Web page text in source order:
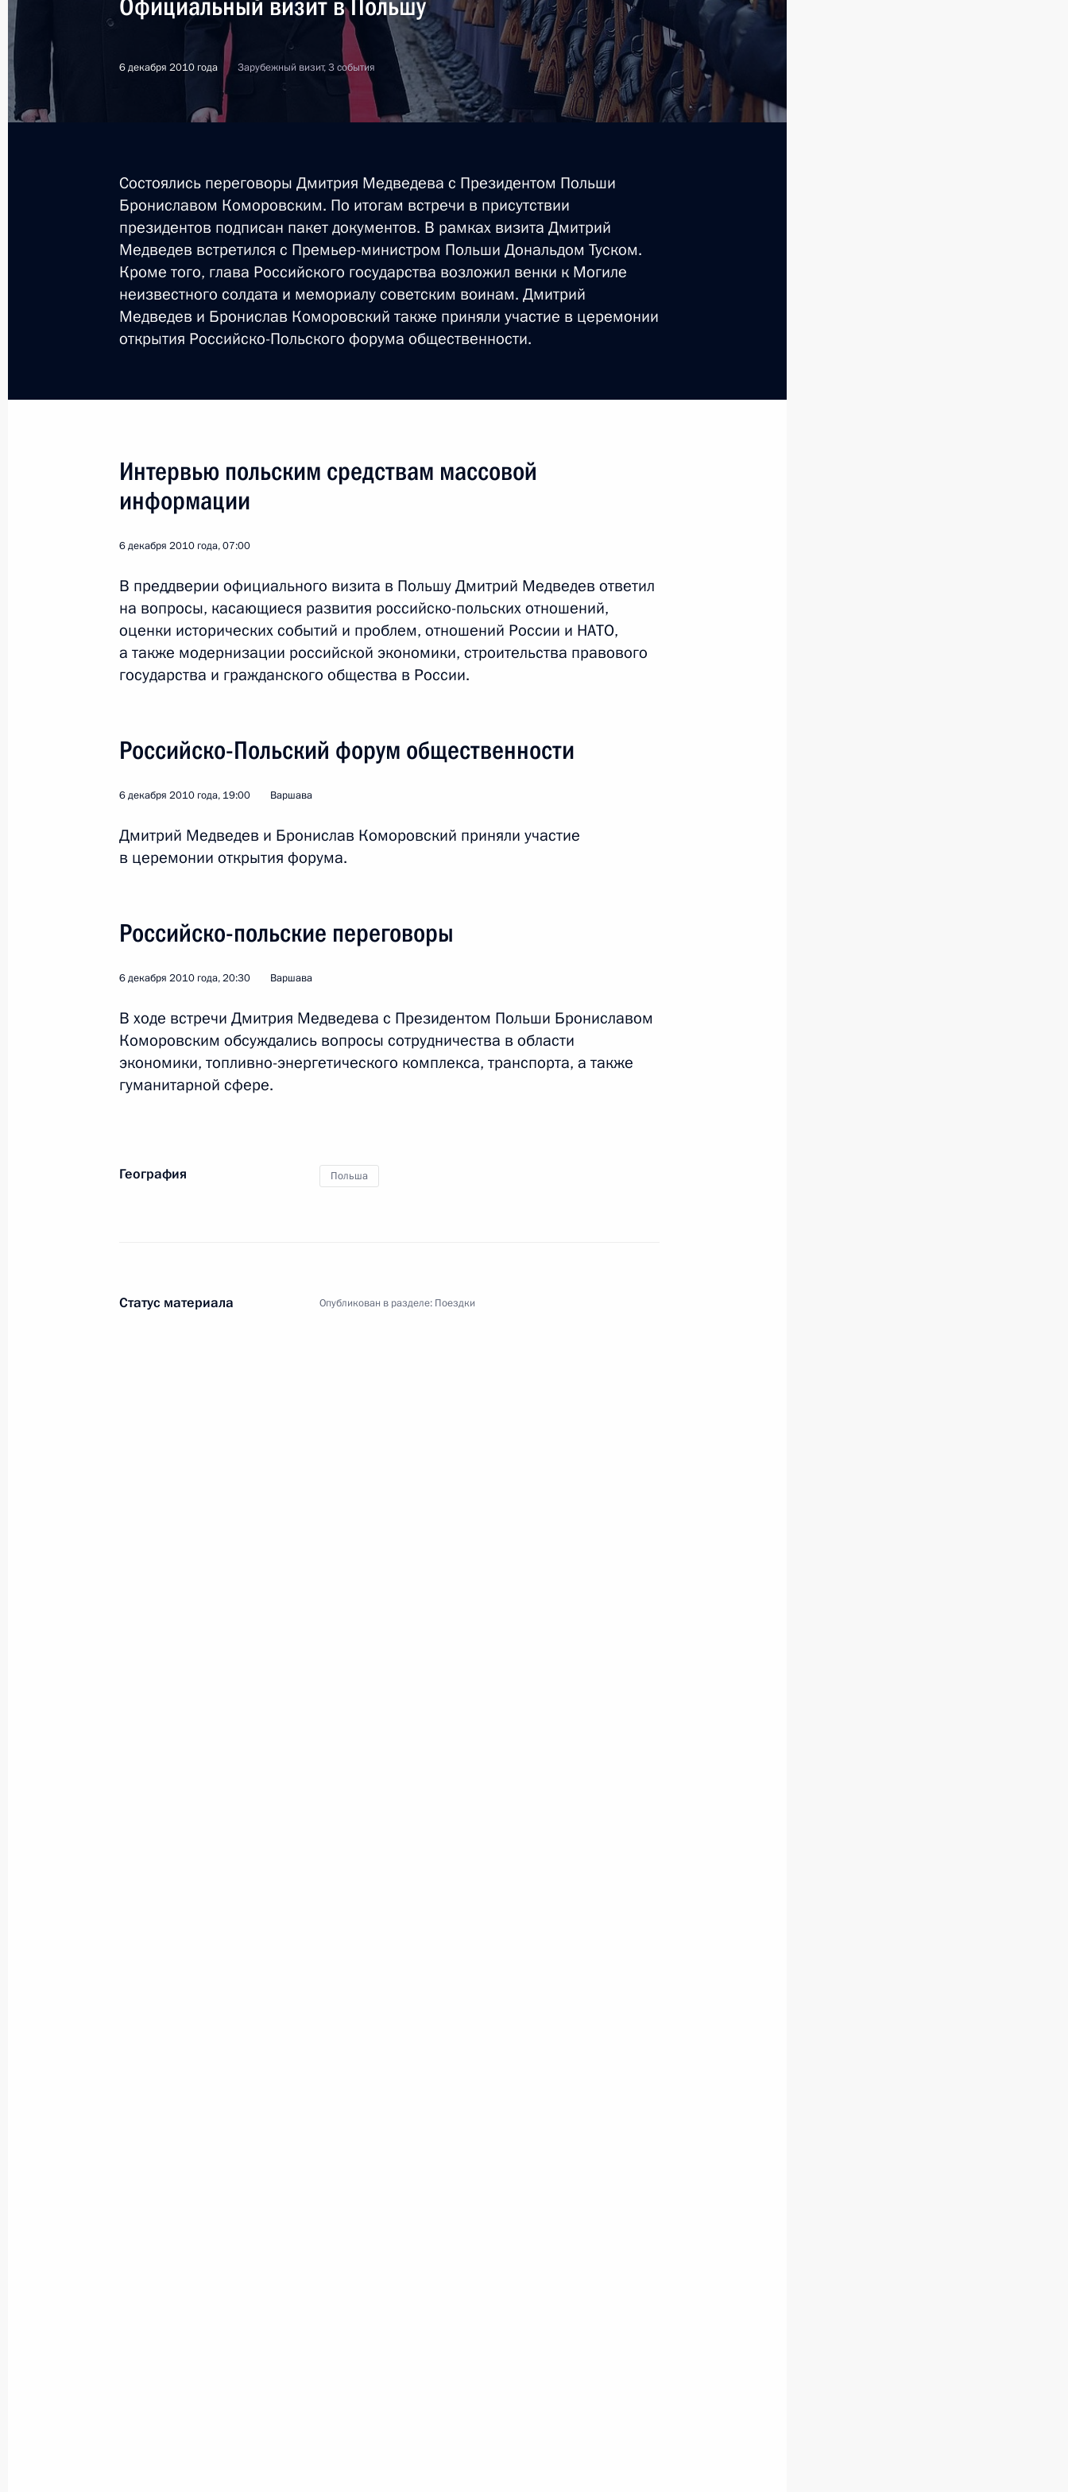
1
Поездка в Санкт-Петербург
2
Поездка в Калмыкию
Россия 1 марта 2011 года Рабочая поездка 3 события
Официальный визит в Польшу
6 декабря 2010 года Зарубежный визит, 3 события
Состоялись переговоры Дмитрия Медведева с Президентом Польши
Брониславом Коморовским. По итогам встречи в присутствии
президентов подписан пакет документов. В рамках визита Дмитрий
Медведев встретился с Премьер-министром Польши Дональдом Туском.
Кроме того, глава Российского государства возложил венки к Могиле
неизвестного солдата и мемориалу советским воинам. Дмитрий
Медведев и Бронислав Коморовский также приняли участие в церемонии
открытия Российско-Польского форума общественности.
Интервью польским средствам массовой
информации
6 декабря 2010 года, 07:00
В преддверии официального визита в Польшу Дмитрий Медведев ответил
на вопросы, касающиеся развития российско-польских отношений,
оценки исторических событий и проблем, отношений России и НАТО,
а также модернизации российской экономики, строительства правового
государства и гражданского общества в России.
Российско-Польский форум общественности
6 декабря 2010 года, 19:00 Варшава
Дмитрий Медведев и Бронислав Коморовский приняли участие
в церемонии открытия форума.
Российско-польские переговоры
6 декабря 2010 года, 20:30 Варшава
В ходе встречи Дмитрия Медведева с Президентом Польши Брониславом
Коморовским обсуждались вопросы сотрудничества в области
экономики, топливно-энергетического комплекса, транспорта, а также
гуманитарной сфере.
География Польша
Статус материала Опубликован в разделе: Поездки